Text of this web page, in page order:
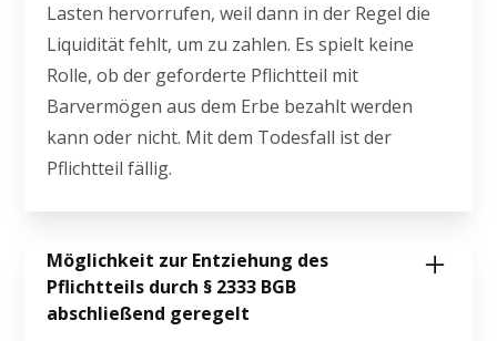
Lasten hervorrufen, weil dann in der Regel die
Liquidität fehlt, um zu zahlen. Es spielt keine
Rolle, ob der geforderte Pflichtteil mit
Barvermögen aus dem Erbe bezahlt werden
kann oder nicht. Mit dem Todesfall ist der
Pflichtteil fällig.
Möglichkeit zur Entziehung des
Pflichtteils durch § 2333 BGB
abschließend geregelt